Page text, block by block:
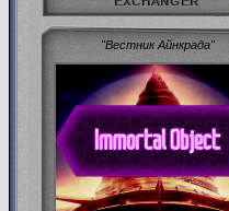
"Вестник Айнкрада"